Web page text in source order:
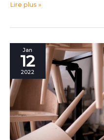
Lire plus »
Jan
12
2022
BertoStory
blog
italien
sur
le
design
et